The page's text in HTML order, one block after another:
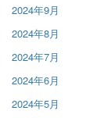
2024年9月
2024年8月
2024年7月
2024年6月
2024年5月